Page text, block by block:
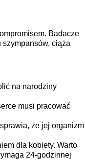
Badacze
ciąża
na narodziny
musi pracować
że jej organizm
dla kobiety. Warto
24-godzinnej